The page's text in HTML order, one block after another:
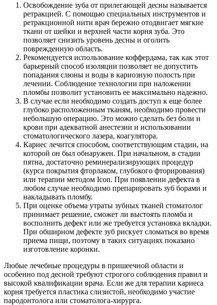
Освобождение зуба от прилегающей десны называется
ретракцией. С помощью специальных инструментов и
ретракционной нити врач бережно отодвигает мягкие
ткани от шейки и верхней части корня зуба. Это
позволяет снизить уровень десны и оголить
поврежденную область.
Рекомендуется использование коффердама, так как этот
барьерный способ изоляции позволяет не допустить
попадания слюны и воды в кариозную полость при
лечении. Соблюдение технологии при наложении
пломбы позволит установить ее максимально надежно.
В случае если необходимо создать доступ к еще более
глубоко расположенным тканям, необходимо провести
небольшую операцию. Это можно сделать без боли и
крови при адекватной анестезии и использовании
стоматологического лазера, коагулятора.
Кариес лечится способом, соответствующим стадии, на
которой он был обнаружен. При начальном, в стадии
пятна, достаточно реминерализирующих процедур
(курса покрытия фторлаком, глубокого фторирования)
или терапии методом Icon. При появлении дефекта в
любом случае необходимо препарировать зуб борами и
накладывать пломбу.
При оценке объема утраты зубных тканей стоматолог
принимает решение, сможет ли выстоять пломба и
восполнить дефект или же требуется установка вкладки.
При обширном дефекте зуб рискует сломаться во время
приема пищи, поэтому в таких ситуациях показано
изготовление коронки.
Любые лечебные процедуры в пришеечной области и
особенно под десной требуют строгого соблюдения правил и
высокой квалификации врача. Если же для терапии кариеса
корня требуется пластика слизистой, необходимо участие
пародонтолога или стоматолога-хирурга.